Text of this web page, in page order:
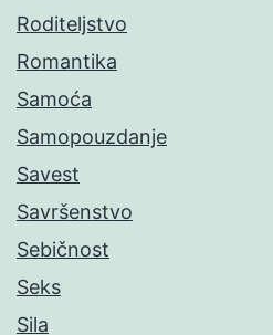
Roditeljstvo
Romantika
Samoća
Samopouzdanje
Savest
Savršenstvo
Sebičnost
Seks
Sila